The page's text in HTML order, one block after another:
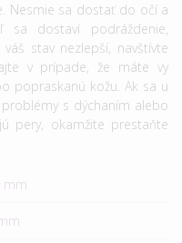
Nesmie sa dostať do očí a
dostaví podráždenie,
stav nezlepší, navštívte
v prípade, že máte vy
popraskanú kožu. Ak sa u
s dýchaním alebo
pery, okamžite prestaňte
mm